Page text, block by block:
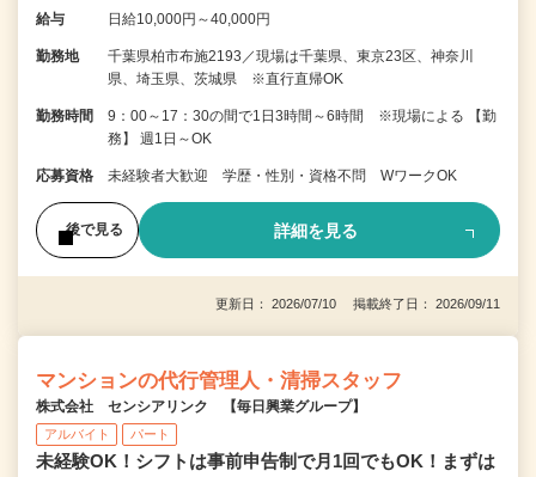
給与 日給10,000円～40,000円
勤務地
千葉県柏市布施2193／現場は千葉県、東京23区、神奈川
県、埼玉県、茨城県 ※直行直帰OK
勤務時間
9：00～17：30の間で1日3時間～6時間 ※現場による 【勤
務】 週1日～OK
応募資格 未経験者大歓迎 学歴・性別・資格不問 WワークOK
後で見る 詳細を見る
更新日： 2026/07/10 掲載終了日： 2026/09/11
マンションの代行管理人・清掃スタッフ
株式会社 センシアリンク 【毎日興業グループ】
アルバイト パート
未経験OK！シフトは事前申告制で月1回でもOK！まずは